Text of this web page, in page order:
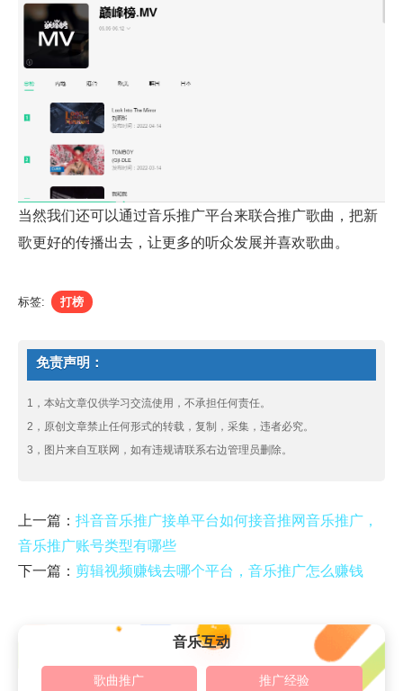
当然我们还可以通过音乐推广平台来联合推广歌曲，把新
歌更好的传播出去，让更多的听众发展并喜欢歌曲。
标签: 打榜
免责声明：
1，本站文章仅供学习交流使用，不承担任何责任。
2，原创文章禁止任何形式的转载，复制，采集，违者必究。
3，图片来自互联网，如有违规请联系右边管理员删除。
上一篇： 抖音音乐推广接单平台如何接音推网音乐推广，
音乐推广账号类型有哪些
下一篇： 剪辑视频赚钱去哪个平台，音乐推广怎么赚钱
音乐互动
歌曲推广 推广经验